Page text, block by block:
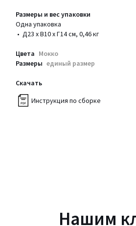
Размеры и вес упаковки
Одна упаковка
• Д23 x В10 x Г14 см, 0,46 кг
Цвета Мокко
Размеры единый размер
Скачать
Инструкция по сборке
Нашим